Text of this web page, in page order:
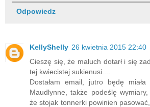
Odpowiedz
KellyShelly 26 kwietnia 2015 22:40
Cieszę się, że maluch dotarł i się
tej kwiecistej sukienusi....
Dostałam email, jutro będę miała
Maudlynne, także podeślę
że stojak tonnerki powinien